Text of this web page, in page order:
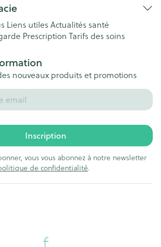
Liens utiles Actualités santé
Prescription Tarifs des soins
nouveaux produits et promotions
Inscription
vous vous abonnez à notre newsletter
de confidentialité.